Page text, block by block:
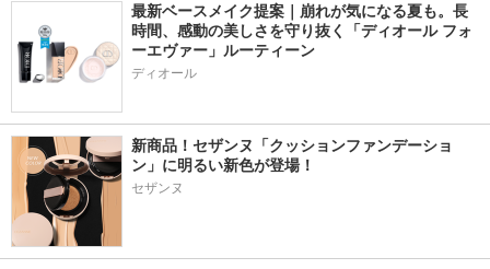
最新ベースメイク提案｜崩れが気になる夏も。長
時間、感動の美しさを守り抜く「ディオール フォ
ーエヴァー」ルーティーン
ディオール
新商品！セザンヌ「クッションファンデーショ
ン」に明るい新色が登場！
セザンヌ